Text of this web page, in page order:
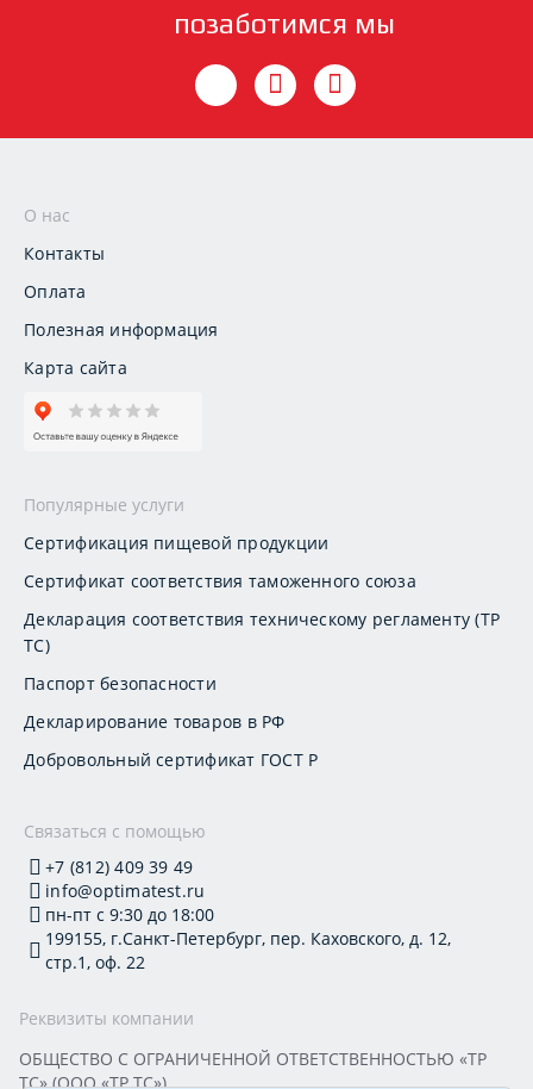
позаботимся мы
О нас
Контакты
Оплата
Полезная информация
Карта сайта
Популярные услуги
Сертификация пищевой продукции
Сертификат соответствия таможенного союза
Декларация соответствия техническому регламенту (ТР
ТС)
Паспорт безопасности
Декларирование товаров в РФ
Добровольный сертификат ГОСТ Р
Связаться с помощью
+7 (812) 409 39 49
info@optimatest.ru
пн-пт с 9:30 до 18:00
199155, г.Санкт-Петербург, пер. Каховского, д. 12,
стр.1, оф. 22
Реквизиты компании
ОБЩЕСТВО С ОГРАНИЧЕННОЙ ОТВЕТСТВЕННОСТЬЮ «ТР
ТС» (ООО «ТР ТС»)